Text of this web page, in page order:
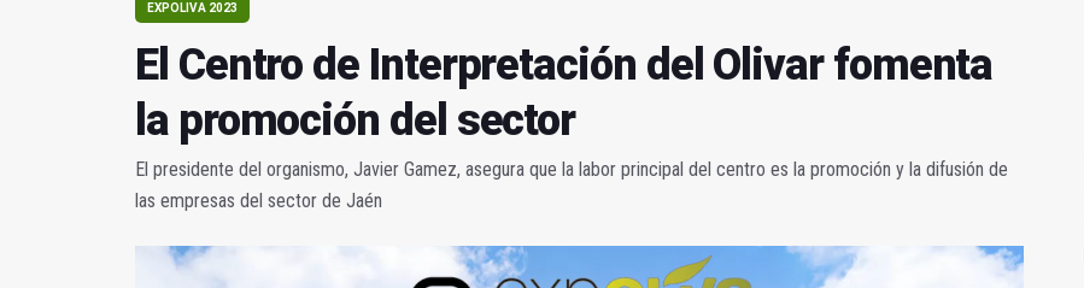
EXPOLIVA 2023
El Centro de Interpretación del Olivar fomenta
la promoción del sector
El presidente del organismo, Javier Gamez, asegura que la labor principal del centro es la promoción y la difusión de
las empresas del sector de Jaén